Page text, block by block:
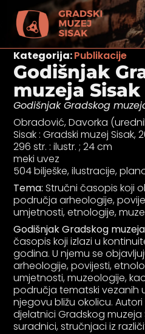
Kategorija:Publikacije
Godišnjak
muzeja
Godišnjak Gradskog
Obradović, Davorka
Sisak : Gradski muzej Sisak,
296 str. : ilustr. ; 24 cm
meki uvez
504 bilješke, ilustracije,
Tema:Stručni časopis koji
područja arheologije,
umjetnosti, etnologije,
Godišnjak Gradskog
časopis koji izlazi u
godina. U njemu se
arheologije, povijesti,
umjetnosti, muzeologije,
područja tematski vezanih
njegovu bližu okolicu.
djelatnici Gradskog muzeja
suradnici, stručnjaci iz
vida